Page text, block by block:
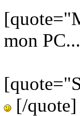
mon
[/quote]